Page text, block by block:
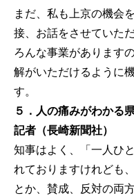
まだ、私も上京の機会
接、お話をさせていた
ろんな事業があります
解がいただけるように
す。
５．人の痛みがわかる
記者（長崎新聞社）
知事はよく、「一人ひ
れておりますけれども
とか、賛成、反対の両